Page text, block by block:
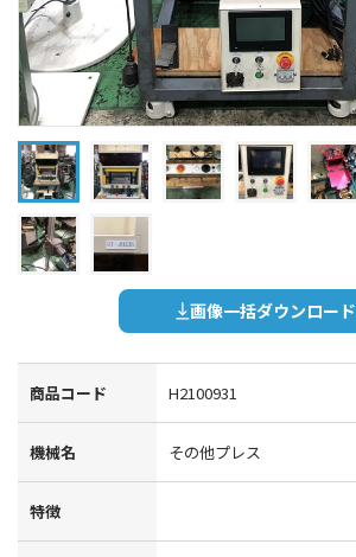
画像一括ダウンロード
商品コード H2100931
機械名 その他プレス
特徴